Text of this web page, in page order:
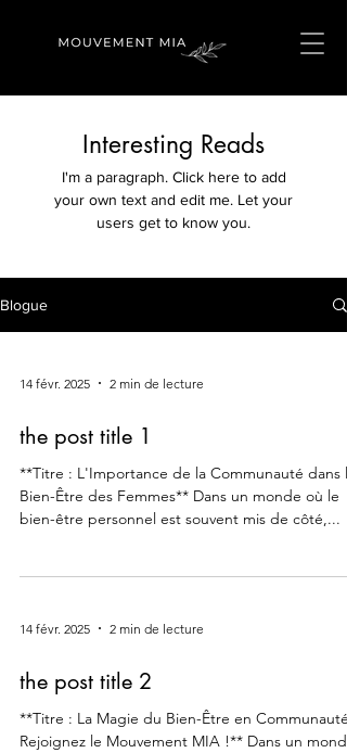
Interesting Reads
I'm a paragraph. Click here to add
your own text and edit me. Let your
users get to know you.
Blogue
14 févr. 2025 2 min de lecture
the post title 1
**Titre : L'Importance de la Communauté dans le
Bien-Être des Femmes** Dans un monde où le
bien-être personnel est souvent mis de côté,...
14 févr. 2025 2 min de lecture
the post title 2
**Titre : La Magie du Bien-Être en Communauté :
Rejoignez le Mouvement MIA !** Dans un monde